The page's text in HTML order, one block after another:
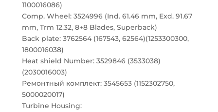
1100016086)
Comp. Wheel: 3524996 (Ind. 61.46 mm, Exd. 91.67
mm, Trm 12.32, 8+8 Blades, Superback)
Back plate: 3762564 (167543, 62564)(1253300300,
1800016038)
Heat shield Number: 3529846 (3533038)
(2030016003)
Ремонтный комплект: 3545653 (1152302750,
5000020017)
Turbine Housing: